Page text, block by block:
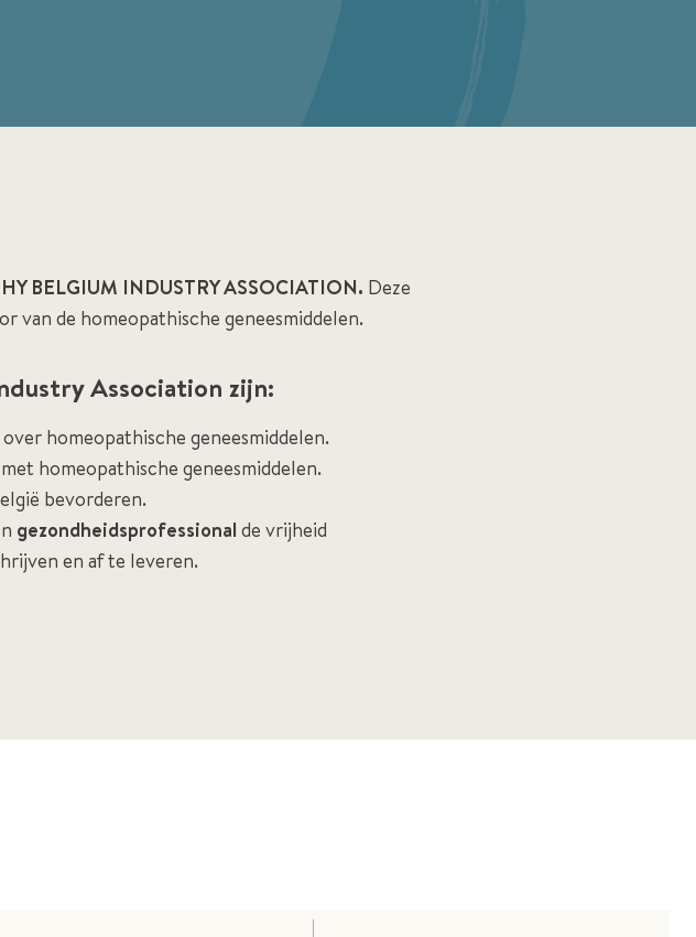
BELGIUM INDUSTRY ASSOCIATION. Deze
van de homeopathische geneesmiddelen.
Association zijn:
homeopathische geneesmiddelen.
homeopathische geneesmiddelen.
bevorderen.
gezondheidsprofessional de vrijheid
en af te leveren.